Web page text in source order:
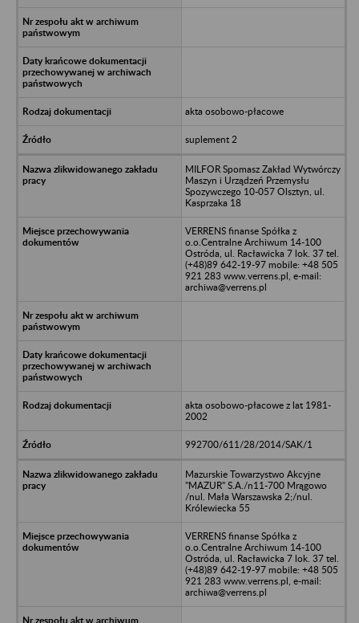
akta osobowo-płacowe
suplement 2
MILFOR Spomasz Zakład Wytwórczy
Maszyn i Urządzeń Przemysłu
Spozywczego 10-057 Olsztyn, ul.
Kasprzaka 18
VERRENS finanse Spółka z
o.o.Centralne Archiwum 14-100
Ostróda, ul. Racławicka 7 lok. 37 tel.
(+48)89 642-19-97 mobile: +48 505
921 283 www.verrens.pl, e-mail:
archiwa@verrens.pl
akta osobowo-płacowe z lat 1981-
2002
992700/611/28/2014/SAK/1
Mazurskie Towarzystwo Akcyjne
"MAZUR" S.A./n11-700 Mrągowo
/nul. Mała Warszawska 2;/nul.
Królewiecka 55
VERRENS finanse Spółka z
o.o.Centralne Archiwum 14-100
Ostróda, ul. Racławicka 7 lok. 37 tel.
(+48)89 642-19-97 mobile: +48 505
921 283 www.verrens.pl, e-mail:
archiwa@verrens.pl